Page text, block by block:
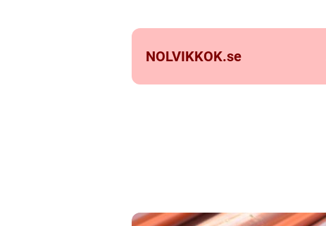
NOLVIKKOK.se